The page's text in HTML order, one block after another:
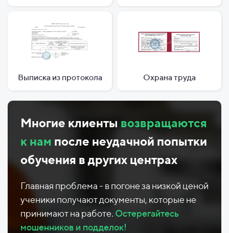
Выписка из протокола Охрана труда
Многие клиенты возвращаются
к нам после неудачной попытки
обучения в других центрах
Главная проблема - в погоне за низкой ценой
ученики получают документы, которые не
принимают на работе. Остерегайтесь
мошенников и подделок!